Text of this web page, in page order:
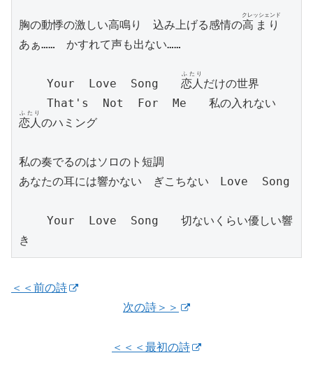
胸の動悸の激しい高鳴り　込み上げる感情の高まり
クレッシェンド
あぁ……　かすれて声も出ない……
    Your  Love  Song
恋人
ふたり
だけの世界
    That's  Not  For  Me　　私の入れない
恋人
ふたり
のハミング
私の奏でるのはソロのト短調
あなたの耳には響かない　ぎこちない　Love  Song
    Your  Love  Song　　切ないくらい優しい響
き
＜＜前の詩
次の詩＞＞
＜＜＜最初の詩